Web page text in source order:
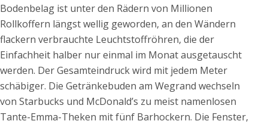
Bodenbelag ist unter den Rädern von Millionen
Rollkoffern längst wellig geworden, an den Wändern
flackern verbrauchte Leuchtstoffröhren, die der
Einfachheit halber nur einmal im Monat ausgetauscht
werden. Der Gesamteindruck wird mit jedem Meter
schäbiger. Die Getränkebuden am Wegrand wechseln
von Starbucks und McDonald’s zu meist namenlosen
Tante-Emma-Theken mit fünf Barhockern. Die Fenster,